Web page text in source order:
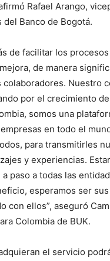
Rafael Arango,
del Banco de Bogotá.
de facilitar los
de manera
Nuestro
por el crecimiento
somos una
en todo el
para transmitirles
y experiencias.
paso a todas las
esperamos ser
con ellos”, aseguró
Colombia de BUK.
el servicio